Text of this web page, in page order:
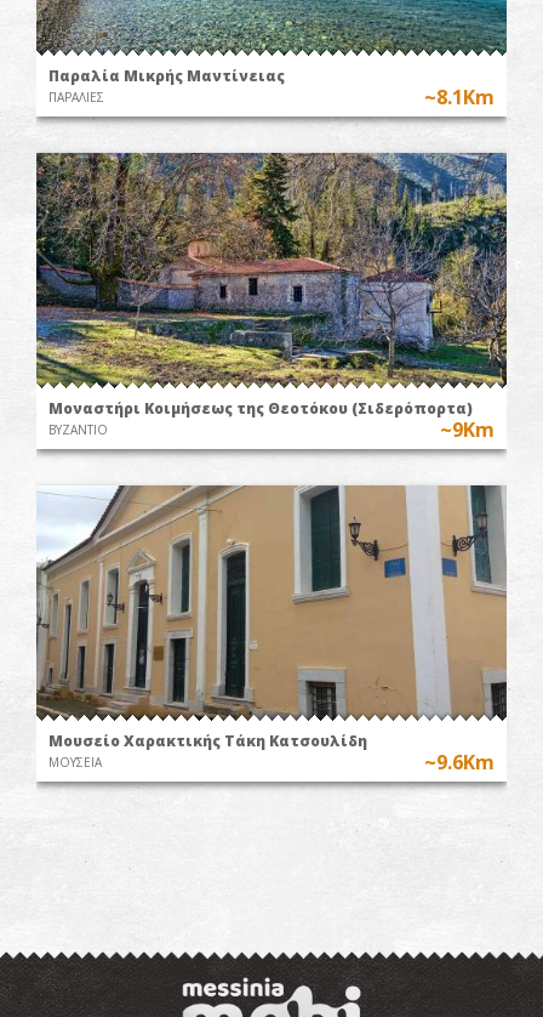
Παραλία Μικρής Μαντίνειας
ΠΑΡΑΛΙΕΣ ~8.1Km
Μοναστήρι Κοιμήσεως της Θεοτόκου (Σιδερόπορτα)
ΒΥΖΑΝΤΙΟ ~9Km
Μουσείο Χαρακτικής Τάκη Κατσουλίδη
ΜΟΥΣΕΙΑ ~9.6Km